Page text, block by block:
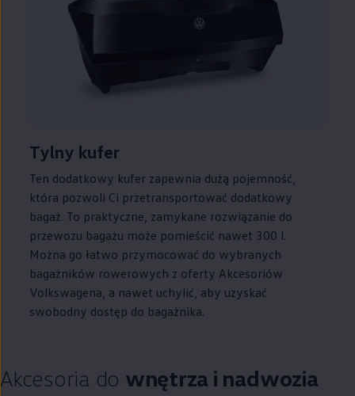
Tylny kufer
Ten dodatkowy kufer zapewnia dużą pojemność,
która pozwoli Ci przetransportować dodatkowy
bagaż. To praktyczne, zamykane rozwiązanie do
przewozu bagażu może pomieścić nawet 300 l.
Można go łatwo przymocować do wybranych
bagażników rowerowych z oferty Akcesoriów
Volkswagena, a nawet uchylić, aby uzyskać
swobodny dostęp do bagażnika.
Akcesoria do wnętrza i nadwozia